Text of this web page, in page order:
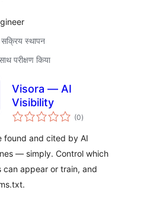
स्थापन
परीक्षण किया
Visora — AI
Visibility
(0कुल
दर)
found and cited by AI
— simply. Control which
can appear or train, and